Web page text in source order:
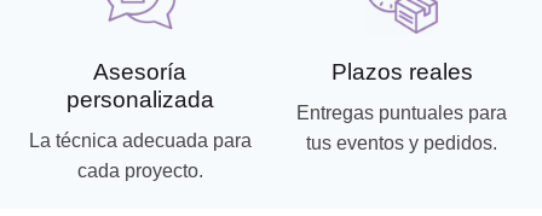
Asesoría
personalizada
La técnica adecuada para
cada proyecto.
Plazos reales
Entregas puntuales para
tus eventos y pedidos.